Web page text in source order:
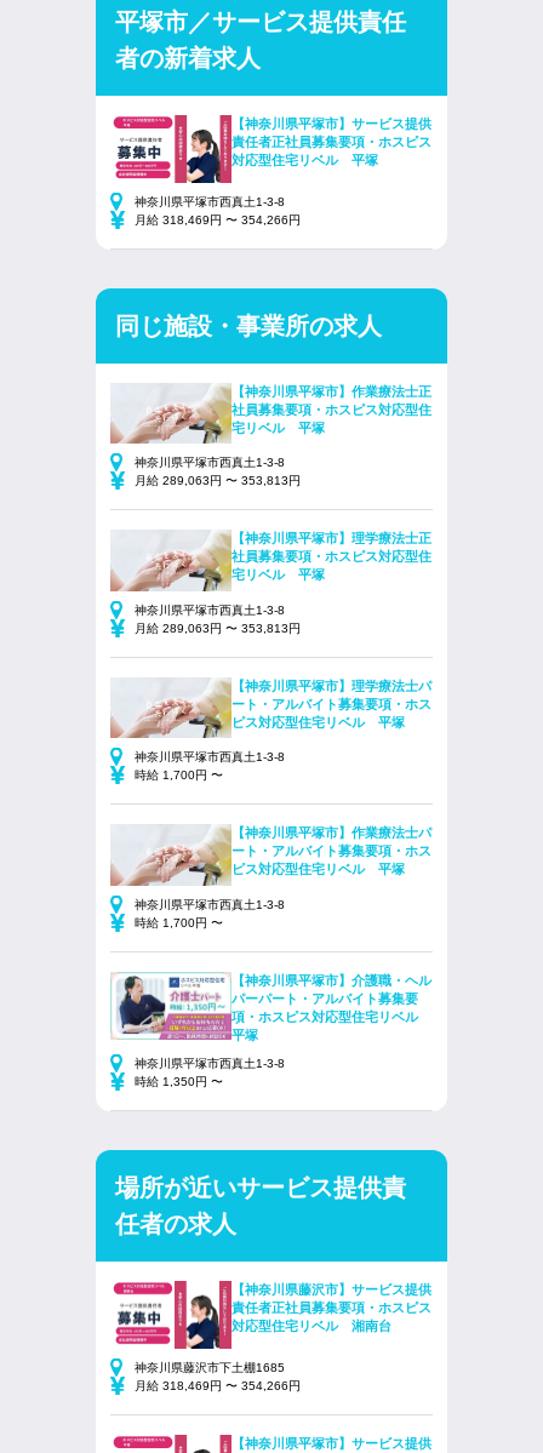
平塚市／サービス提供責任
者の新着求人
【神奈川県平塚市】サービス提供
責任者正社員募集要項・ホスピス
対応型住宅リベル 平塚
神奈川県平塚市西真土1-3-8
月給 318,469円 〜 354,266円
同じ施設・事業所の求人
【神奈川県平塚市】作業療法士正
社員募集要項・ホスピス対応型住
宅リベル 平塚
神奈川県平塚市西真土1-3-8
月給 289,063円 〜 353,813円
【神奈川県平塚市】理学療法士正
社員募集要項・ホスピス対応型住
宅リベル 平塚
神奈川県平塚市西真土1-3-8
月給 289,063円 〜 353,813円
【神奈川県平塚市】理学療法士パ
ート・アルバイト募集要項・ホス
ピス対応型住宅リベル 平塚
神奈川県平塚市西真土1-3-8
時給 1,700円 〜
【神奈川県平塚市】作業療法士パ
ート・アルバイト募集要項・ホス
ピス対応型住宅リベル 平塚
神奈川県平塚市西真土1-3-8
時給 1,700円 〜
【神奈川県平塚市】介護職・ヘル
パーパート・アルバイト募集要
項・ホスピス対応型住宅リベル
平塚
神奈川県平塚市西真土1-3-8
時給 1,350円 〜
場所が近いサービス提供責
任者の求人
【神奈川県藤沢市】サービス提供
責任者正社員募集要項・ホスピス
対応型住宅リベル 湘南台
神奈川県藤沢市下土棚1685
月給 318,469円 〜 354,266円
【神奈川県平塚市】サービス提供